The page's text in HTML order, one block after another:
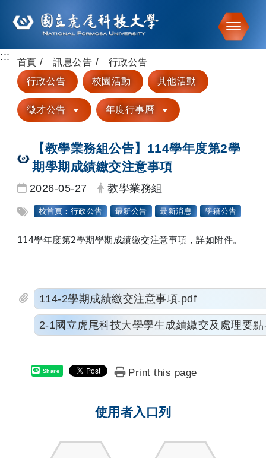
跳到主要內容
::: 首頁 訊息公告
行政公告
行政公告
校園活動 其他活動
徵才公告 年度行事曆
【教學業務組公告】114學年度第2學
期學期成績繳交注意事項
日期：
2026-05-27 發布者：
教學業務組
標籤：
校首頁：行政公告 最新公告 最新消息 學籍公告
114學年度第2學期學期成績繳交注意事項，詳如附件。
114-2學期成績繳交注意事項.pdf
2-1國立虎尾科技大學學生成績繳交及處理要
Share Print this page
使用者入口列